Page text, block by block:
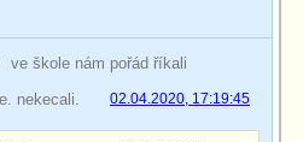
ve škole nám pořád říkali
nekecali.
02.04.2020, 17:19:45